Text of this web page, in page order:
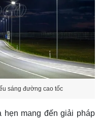
sáng đường cao tốc
mang đến giải pháp